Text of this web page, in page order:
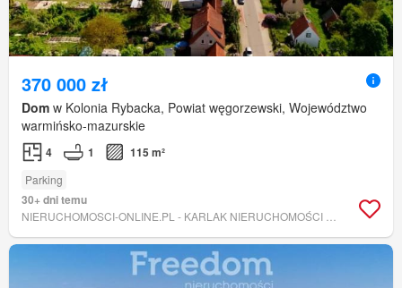
370 000 zł
Dom w Kolonia Rybacka, Powiat węgorzewski, Województwo
warmińsko-mazurskie
4 1 115 m²
Parking
30+ dni temu